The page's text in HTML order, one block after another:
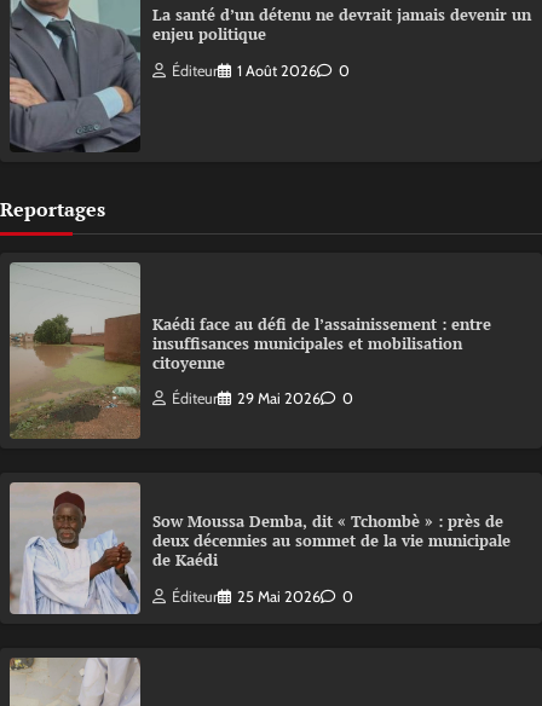
La santé d’un détenu ne devrait jamais devenir un
enjeu politique
Éditeur 1 Août 2026 0
Reportages
Kaédi face au défi de l’assainissement : entre
insuffisances municipales et mobilisation
citoyenne
Éditeur 29 Mai 2026 0
Sow Moussa Demba, dit « Tchombè » : près de
deux décennies au sommet de la vie municipale
de Kaédi
Éditeur 25 Mai 2026 0